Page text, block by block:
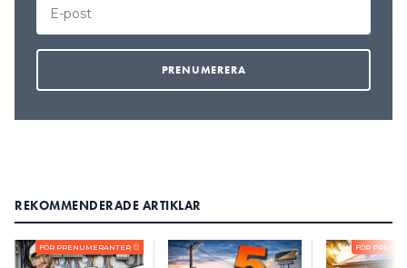
REKOMMENDERADE ARTIKLAR
FÖR PRENUMERANTER FÖR